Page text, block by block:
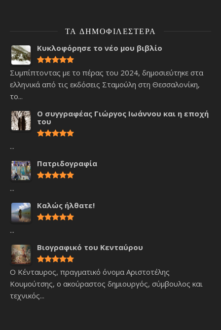
ΤΑ ΔΗΜΟΦΙΛΈΣΤΕΡΑ
Κυκλοφόρησε το νέο μου βιβλίο
Συμπίπτοντας με το πέρας του 2024, δημοσιεύτηκε στα
ελληνικά από τις εκδόσεις Σταμούλη στη Θεσσαλονίκη,
το...
Ο συγγραφέας Γιώργος Ιωάννου και η εποχή
του
...
Πατριδογραφία
...
Καλώς ήλθατε!
...
Βιογραφικό του Κενταύρου
Ο Κένταυρος, πραγματικό όνομα Αριστοτέλης
Κουμούτσης, ο ακούραστος δημιουργός, σύμβουλος και
τεχνικός...